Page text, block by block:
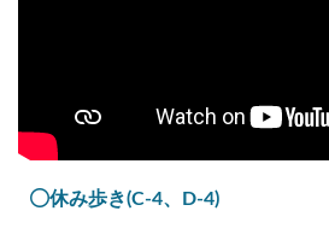
休み歩き(C-4、D-4)